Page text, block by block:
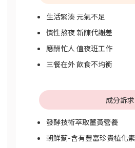
生活緊湊 元氣不足
慣性熬夜 新陳代謝差
應酬忙人 值夜班工作
三餐在外 飲食不均衡
成分訴求
發酵技術萃取薑黃營養
朝鮮薊-含有豐富珍貴植化素